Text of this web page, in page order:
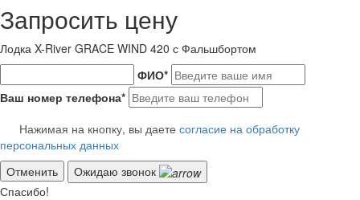
Запросить цену
Лодка X-River GRACE WIND 420 с Фальшбортом
ФИО*
Ваш номер телефона*
Нажимая на кнопку, вы даете согласие на обработку
персональных данных
Отменить
Ожидаю звонок
Спасибо!